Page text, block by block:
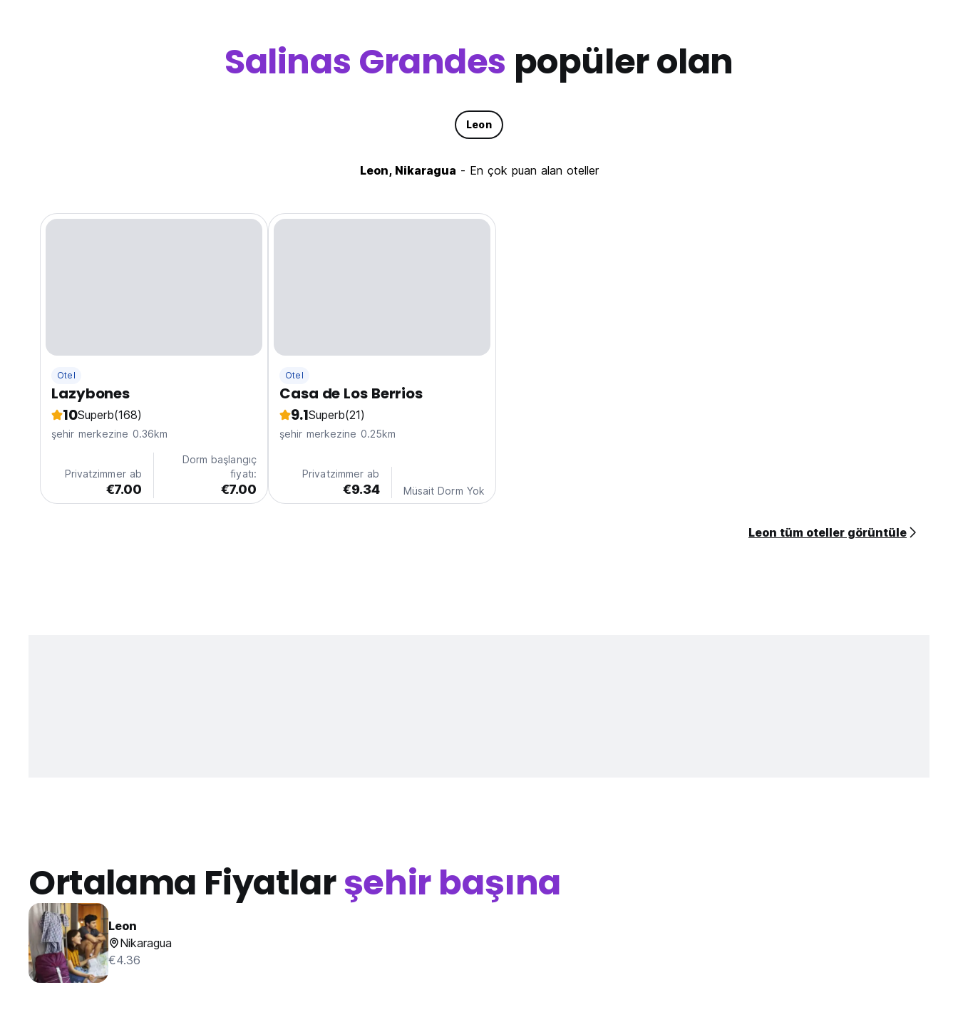
Salinas Grandes popüler olan
Leon
Leon, Nikaragua - En çok puan alan oteller
Otel
Lazybones
10Superb(168)
şehir merkezine 0.36km
Privatzimmer ab
€7.00
Dorm başlangıç
fiyatı:
€7.00
Otel
Casa de Los Berrios
9.1Superb(21)
şehir merkezine 0.25km
Privatzimmer ab
€9.34 Müsait Dorm Yok
Leon tüm oteller görüntüle
Ortalama Fiyatlarşehir başına
Leon
Nikaragua
€4.36